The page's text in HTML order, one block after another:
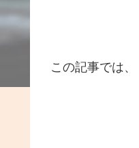
この記事では、